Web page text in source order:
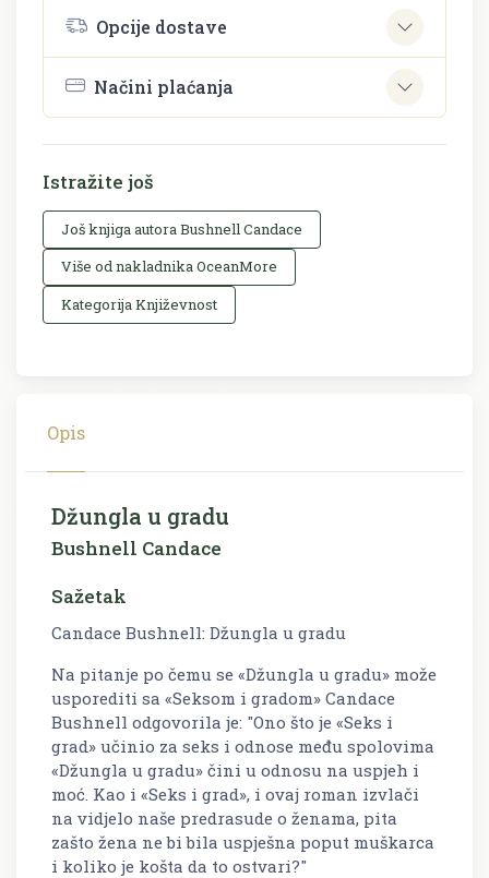
Opcije dostave
Načini plaćanja
Istražite još
Još knjiga autora Bushnell Candace
Više od nakladnika OceanMore
Kategorija Književnost
Opis
Džungla u gradu
Bushnell Candace
Sažetak
Candace Bushnell: Džungla u gradu
Na pitanje po čemu se «Džungla u gradu» može
usporediti sa «Seksom i gradom» Candace
Bushnell odgovorila je: "Ono što je «Seks i
grad» učinio za seks i odnose među spolovima
«Džungla u gradu» čini u odnosu na uspjeh i
moć. Kao i «Seks i grad», i ovaj roman izvlači
na vidjelo naše predrasude o ženama, pita
zašto žena ne bi bila uspješna poput muškarca
i koliko je košta da to ostvari?"